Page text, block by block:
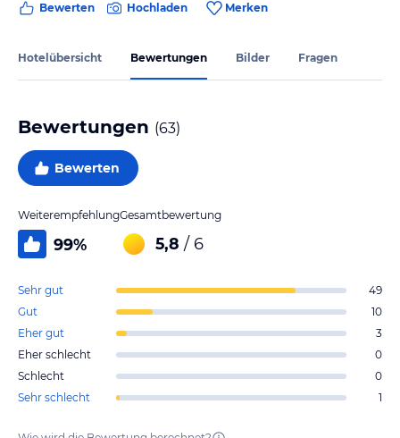
Bewerten Hochladen Merken
Hotelübersicht Bewertungen Bilder Fragen
Bewertungen (63)
Bewerten
Weiterempfehlung
99%
Gesamtbewertung
5,8 / 6
Sehr gut
49
Gut
10
Eher gut
3
Eher schlecht
0
Schlecht
0
Sehr schlecht
1